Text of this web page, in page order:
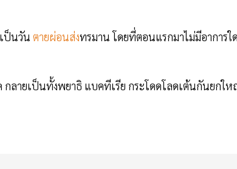
ป็นวัน ตายผ่อนส่งทรมาน โดยที่ตอนแรกมาไม่มีอาการใ
ลายเป็นทั้งพยาธิ แบคทีเรีย กระโดดโลดเต้นกันยกใ